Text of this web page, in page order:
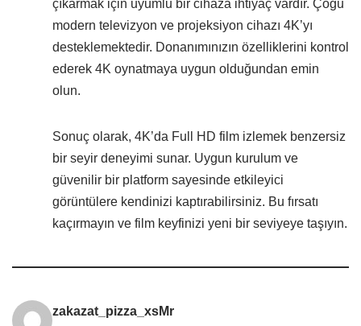
çıkarmak için uyumlu bir cihaza ihtiyaç vardır. Çoğu
modern televizyon ve projeksiyon cihazı 4K’yı
desteklemektedir. Donanımınızın özelliklerini kontrol
ederek 4K oynatmaya uygun olduğundan emin
olun.
Sonuç olarak, 4K’da Full HD film izlemek benzersiz
bir seyir deneyimi sunar. Uygun kurulum ve
güvenilir bir platform sayesinde etkileyici
görüntülere kendinizi kaptırabilirsiniz. Bu fırsatı
kaçırmayın ve film keyfinizi yeni bir seviyeye taşıyın.
zakazat_pizza_xsMr